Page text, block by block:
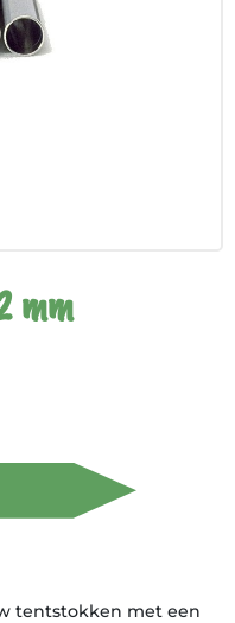
mm
tentstokken met een